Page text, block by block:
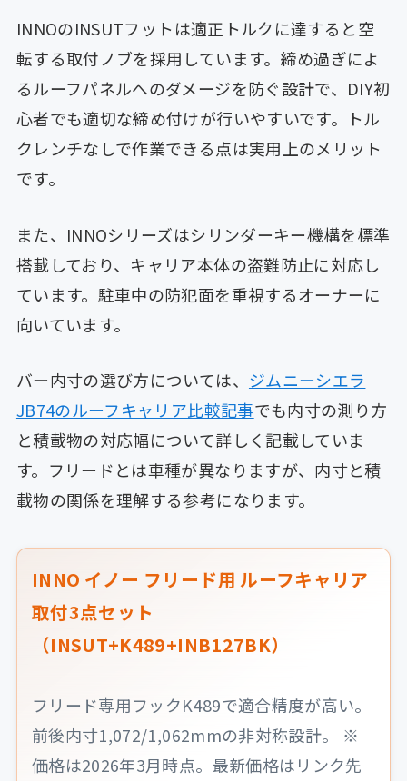
INNOのINSUTフットは適正トルクに達すると空
転する取付ノブを採用しています。締め過ぎによ
るルーフパネルへのダメージを防ぐ設計で、DIY初
心者でも適切な締め付けが行いやすいです。トル
クレンチなしで作業できる点は実用上のメリット
です。
また、INNOシリーズはシリンダーキー機構を標準
搭載しており、キャリア本体の盗難防止に対応し
ています。駐車中の防犯面を重視するオーナーに
向いています。
バー内寸の選び方については、 ジムニーシエラ
JB74のルーフキャリア比較記事でも内寸の測り方
と積載物の対応幅について詳しく記載していま
す。フリードとは車種が異なりますが、内寸と積
載物の関係を理解する参考になります。
INNO イノー フリード用 ルーフキャリア
取付3点セット
（INSUT+K489+INB127BK）
フリード専用フックK489で適合精度が高い。
前後内寸1,072/1,062mmの非対称設計。 ※
価格は2026年3月時点。最新価格はリンク先